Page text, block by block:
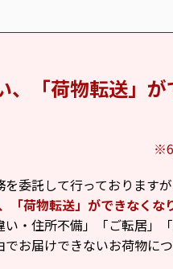
「荷物転送」が
委託して行っております
荷物転送」ができなくな
・住所不備」「ご転居」
お届けできないお荷物につ